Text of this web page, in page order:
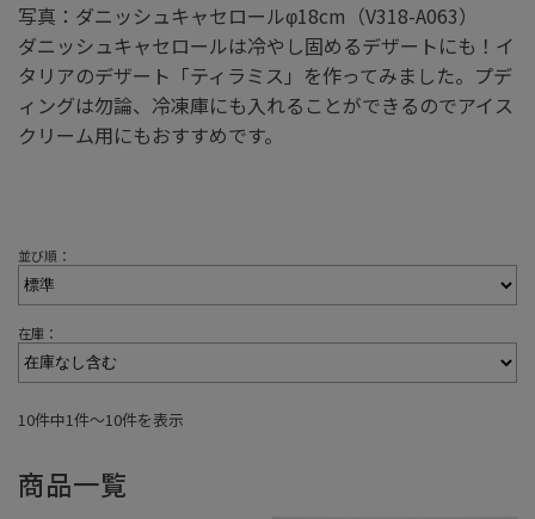
写真：ダニッシュキャセロールφ18cm（V318-A063）
ダニッシュキャセロールは冷やし固めるデザートにも！イ
タリアのデザート「ティラミス」を作ってみました。プデ
ィングは勿論、冷凍庫にも入れることができるのでアイス
クリーム用にもおすすめです。
並び順：
在庫：
10件中1件〜10件を表示
商品一覧